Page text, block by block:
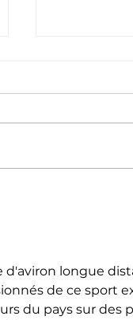
first
d'aviron longue
de ce sport
du pays sur